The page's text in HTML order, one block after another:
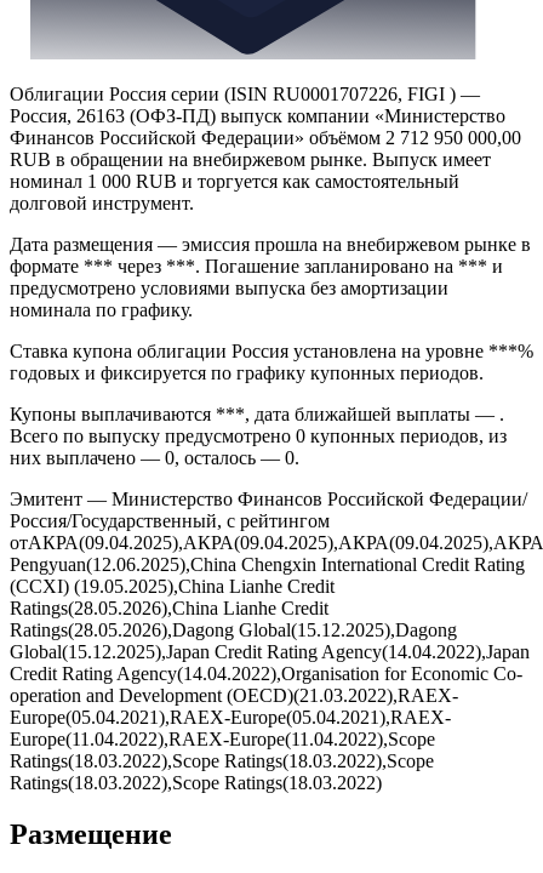
Облигации Россия серии (ISIN RU0001707226, FIGI ) —
Россия, 26163 (ОФЗ-ПД) выпуск компании «Министерство
Финансов Российской Федерации» объёмом 2 712 950 000,00
RUB в обращении на внебиржевом рынке. Выпуск имеет
номинал 1 000 RUB и торгуется как самостоятельный
долговой инструмент.
Дата размещения — эмиссия прошла на внебиржевом рынке в
формате *** через ***. Погашение запланировано на *** и
предусмотрено условиями выпуска без амортизации
номинала по графику.
Ставка купона облигации Россия установлена на уровне ***%
годовых и фиксируется по графику купонных периодов.
Купоны выплачиваются ***, дата ближайшей выплаты — .
Всего по выпуску предусмотрено 0 купонных периодов, из
них выплачено — 0, осталось — 0.
Эмитент — Министерство Финансов Российской Федерации/
Россия/Государственный, с рейтингом
Pengyuan(12.06.2025),China Chengxin International Credit Rating
(CCXI) (19.05.2025),China Lianhe Credit
Ratings(28.05.2026),China Lianhe Credit
Ratings(28.05.2026),Dagong Global(15.12.2025),Dagong
Global(15.12.2025),Japan Credit Rating Agency(14.04.2022),Japan
Credit Rating Agency(14.04.2022),Organisation for Economic Co-
operation and Development (OECD)(21.03.2022),RAEX-
Europe(05.04.2021),RAEX-Europe(05.04.2021),RAEX-
Europe(11.04.2022),RAEX-Europe(11.04.2022),Scope
Ratings(18.03.2022),Scope Ratings(18.03.2022),Scope
Ratings(18.03.2022),Scope Ratings(18.03.2022)
Размещение